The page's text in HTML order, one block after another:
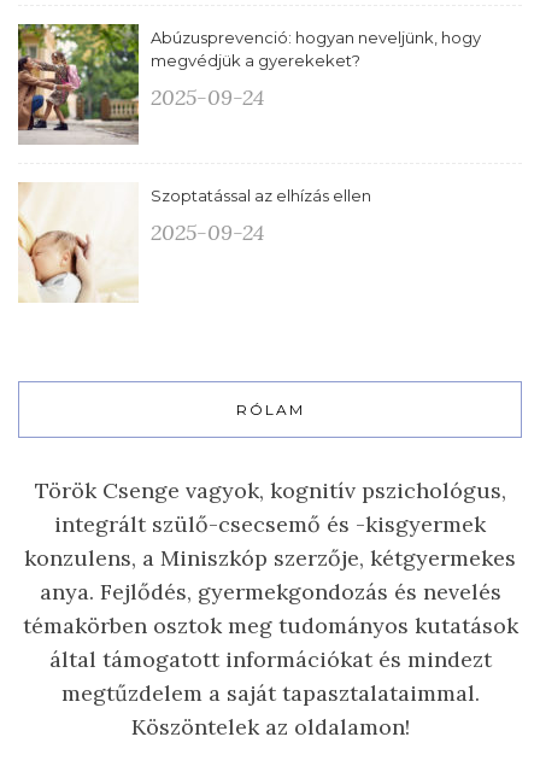
Abúzusprevenció: hogyan neveljünk, hogy
megvédjük a gyerekeket?
2025-09-24
Szoptatással az elhízás ellen
2025-09-24
RÓLAM
Török Csenge vagyok, kognitív pszichológus,
integrált szülő-csecsemő és -kisgyermek
konzulens, a Miniszkóp szerzője, kétgyermekes
anya. Fejlődés, gyermekgondozás és nevelés
témakörben osztok meg tudományos kutatások
által támogatott információkat és mindezt
megtűzdelem a saját tapasztalataimmal.
Köszöntelek az oldalamon!